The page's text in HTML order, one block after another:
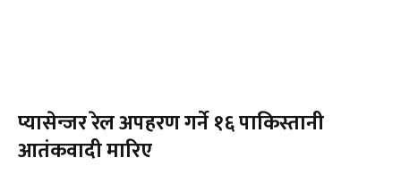
प्यासेन्जर रेल अपहरण गर्ने १६ पाकिस्तानी
आतंकवादी मारिए